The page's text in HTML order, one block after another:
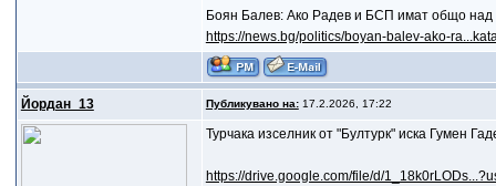
Боян Балев: Ако Радев и БСП имат общо над
https://news.bg/politics/boyan-balev-ako-
Йордан_13 Публикувано на:17.2.2026, 17:22
Турчака изселник от "Бултурк" иска Гумен
https://drive.google.com/file/d/